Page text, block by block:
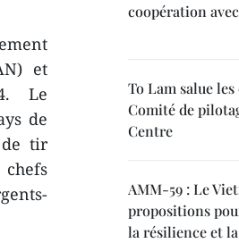
et
Le
de
de tir
chefs
coopération
To Lam salue
Comité de
Centre
AMM-59 : Le
propositions
la résilience et